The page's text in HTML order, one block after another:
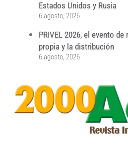
Estados Unidos y Rusia
6 agosto, 2026
PRIVEL 2026, el evento
propia y la distribución
6 agosto, 2026